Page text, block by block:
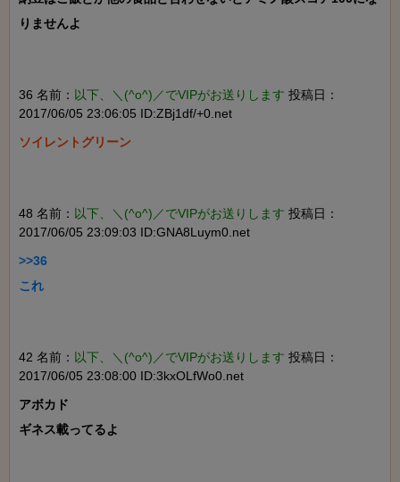
りませんよ
36 名前： 以下、＼(^o^)／でVIPがお送りします 投稿日：
2017/06/05 23:06:05 ID:ZBj1df/+0.net
ソイレントグリーン
48 名前： 以下、＼(^o^)／でVIPがお送りします 投稿日：
2017/06/05 23:09:03 ID:GNA8Luym0.net
>>36
これ
42 名前： 以下、＼(^o^)／でVIPがお送りします 投稿日：
2017/06/05 23:08:00 ID:3kxOLfWo0.net
アボカド
ギネス載ってるよ